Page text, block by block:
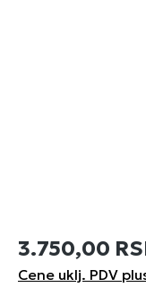
3.750,00
Cene uklj. PDV